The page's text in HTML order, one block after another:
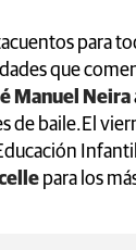
para
que
Manuel Neira
de baile.El
para los